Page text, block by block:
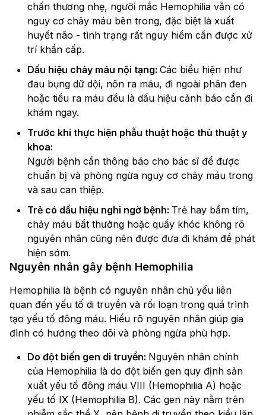
chấn thương nhẹ, người mắc Hemophilia vẫn có
nguy cơ chảy máu bên trong, đặc biệt là xuất
huyết não - tình trạng rất nguy hiểm cần được xử
trí khẩn cấp.
Dấu hiệu chảy máu nội tạng: Các biểu hiện như
đau bụng dữ dội, nôn ra máu, đi ngoài phân đen
hoặc tiểu ra máu đều là dấu hiệu cảnh báo cần đi
khám ngay.
Trước khi thực hiện phẫu thuật hoặc thủ thuật y
khoa:
Người bệnh cần thông báo cho bác sĩ để được
chuẩn bị và phòng ngừa nguy cơ chảy máu trong
và sau can thiệp.
Trẻ có dấu hiệu nghi ngờ bệnh: Trẻ hay bầm tím,
chảy máu bất thường hoặc quấy khóc không rõ
nguyên nhân cũng nên được đưa đi khám để phát
hiện sớm.
Nguyên nhân gây bệnh Hemophilia
Hemophilia là bệnh có nguyên nhân chủ yếu liên
quan đến yếu tố di truyền và rối loạn trong quá trình
tạo yếu tố đông máu. Hiểu rõ nguyên nhân giúp gia
đình có hướng theo dõi và phòng ngừa phù hợp.
Do đột biến gen di truyền: Nguyên nhân chính
của Hemophilia là do đột biến gen quy định sản
xuất yếu tố đông máu VIII (Hemophilia A) hoặc
yếu tố IX (Hemophilia B). Các gen này nằm trên